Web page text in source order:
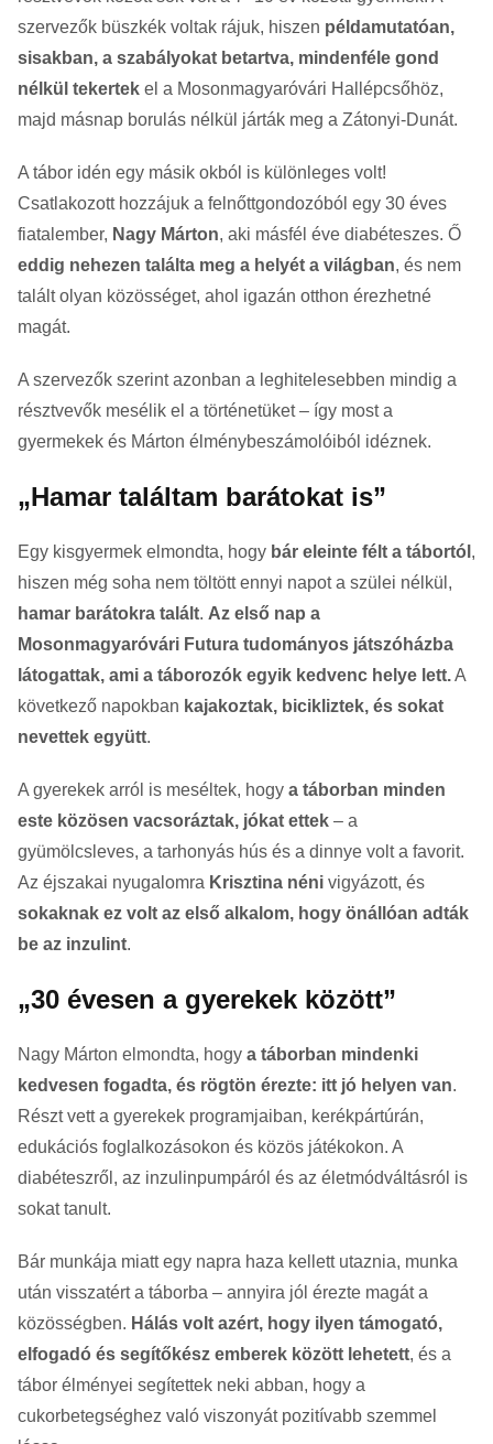
szervezők büszkék voltak rájuk, hiszen példamutatóan,
sisakban, a szabályokat betartva, mindenféle gond
nélkül tekertek el a Mosonmagyaróvári Hallépcsőhöz,
majd másnap borulás nélkül járták meg a Zátonyi-Dunát.
A tábor idén egy másik okból is különleges volt!
Csatlakozott hozzájuk a felnőttgondozóból egy 30 éves
fiatalember, Nagy Márton, aki másfél éve diabéteszes. Ő
eddig nehezen találta meg a helyét a világban, és nem
talált olyan közösséget, ahol igazán otthon érezhetné
magát.
A szervezők szerint azonban a leghitelesebben mindig a
résztvevők mesélik el a történetüket – így most a
gyermekek és Márton élménybeszámolóiból idéznek.
„Hamar találtam barátokat is”
Egy kisgyermek elmondta, hogy bár eleinte félt a tábortól ,
hiszen még soha nem töltött ennyi napot a szülei nélkül,
hamar barátokra talált. Az első nap a
Mosonmagyaróvári Futura tudományos játszóházba
látogattak, ami a táborozók egyik kedvenc helye lett.A
következő napokban kajakoztak, bicikliztek, és sokat
nevettek együtt.
A gyerekek arról is meséltek, hogy a táborban minden
este közösen vacsoráztak, jókat ettek – a
gyümölcsleves, a tarhonyás hús és a dinnye volt a favorit.
Az éjszakai nyugalomra Krisztina néni vigyázott, és
sokaknak ez volt az első alkalom, hogy önállóan adták
be az inzulint.
„30 évesen a gyerekek között”
Nagy Márton elmondta, hogy a táborban mindenki
kedvesen fogadta, és rögtön érezte: itt jó helyen van.
Részt vett a gyerekek programjaiban, kerékpártúrán,
edukációs foglalkozásokon és közös játékokon. A
diabéteszről, az inzulinpumpáról és az életmódváltásról is
sokat tanult.
Bár munkája miatt egy napra haza kellett utaznia, munka
után visszatért a táborba – annyira jól érezte magát a
közösségben. Hálás volt azért, hogy ilyen támogató,
elfogadó és segítőkész emberek között lehetett, és a
tábor élményei segítettek neki abban, hogy a
cukorbetegséghez való viszonyát pozitívabb szemmel